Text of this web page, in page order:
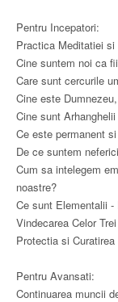
Pentru Incepatori:
Practica Meditatiei
Cine suntem noi ca
Care sunt cercurile
Cine este
Cine sunt
Ce este permanent
De ce suntem
Cum sa intelegem
noastre?
Ce sunt Elementalii
Vindecarea Celor
Protectia si
Pentru Avansati:
Continuarea muncii